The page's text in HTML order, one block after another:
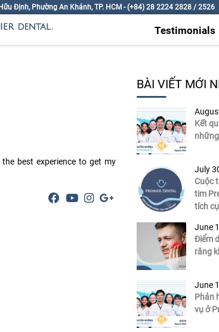
Định, Phường An Khánh, TP. HCM - (+84) 28 2224 2828 / 2526
Testimonials
best experience to get my
BÀI VIẾT MỚI
Kết
July
Cuộc
tim
tích
June
Điểm
răng
June
Phản
vụ ở